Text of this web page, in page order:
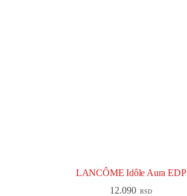
LANCÔME Idôle Aura EDP
12.090 RSD